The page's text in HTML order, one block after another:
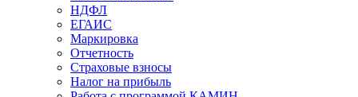
НДФЛ
ЕГАИС
Маркировка
Отчетность
Страховые взносы
Налог на прибыль